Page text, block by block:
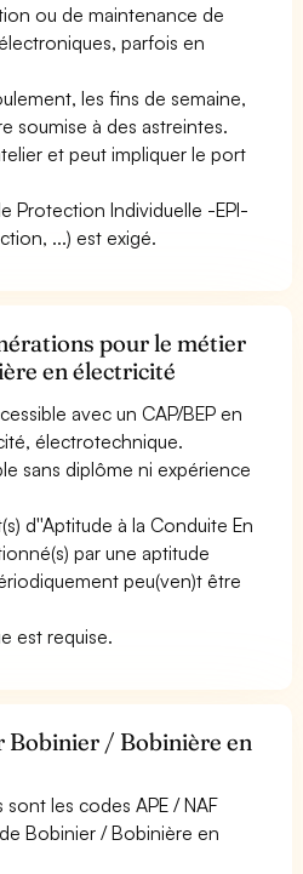
ou de maintenance de
parfois en
les fins de semaine,
soumise à des astreintes.
et peut impliquer le port
Protection Individuelle -EPI-
...) est exigé.
pour le métier
en électricité
avec un CAP/BEP en
électrotechnique.
sans diplôme ni expérience
d''Aptitude à la Conduite En
par une aptitude
peu(ven)t être
est requise.
Bobinier / Bobinière en
les codes APE / NAF
Bobinier / Bobinière en